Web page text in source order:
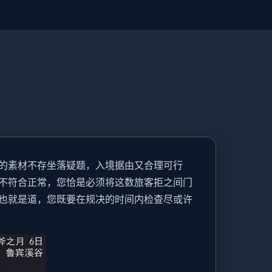
素材不存坐落疑题，入境据由又合理可行
符合正常，您恰是必须将这数旅客拒之间门
就是道，您既要在规决的时间内检查尽或许